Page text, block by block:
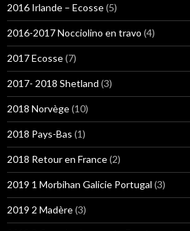
2016 Irlande – Ecosse(5)
2016-2017 Nocciolino en travo (4)
2017 Ecosse(7)
2017- 2018 Shetland (3)
2018 Norvège(10)
2018 Pays-Bas (1)
2018 Retour en France(2)
2019 1 Morbihan Galicie Portugal (3)
2019 2 Madère(3)